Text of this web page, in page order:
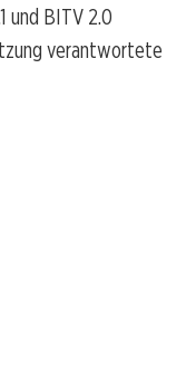
und BITV 2.0
verantwortete